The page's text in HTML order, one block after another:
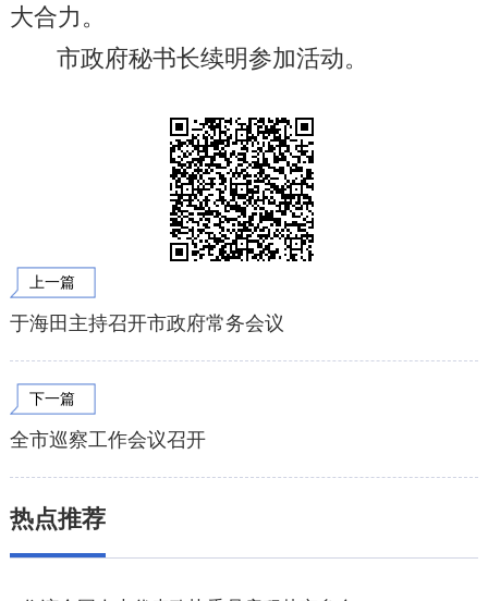
大合力。
市政府秘书长续明参加活动。
上一篇
于海田主持召开市政府常务会议
下一篇
全市巡察工作会议召开
热点推荐